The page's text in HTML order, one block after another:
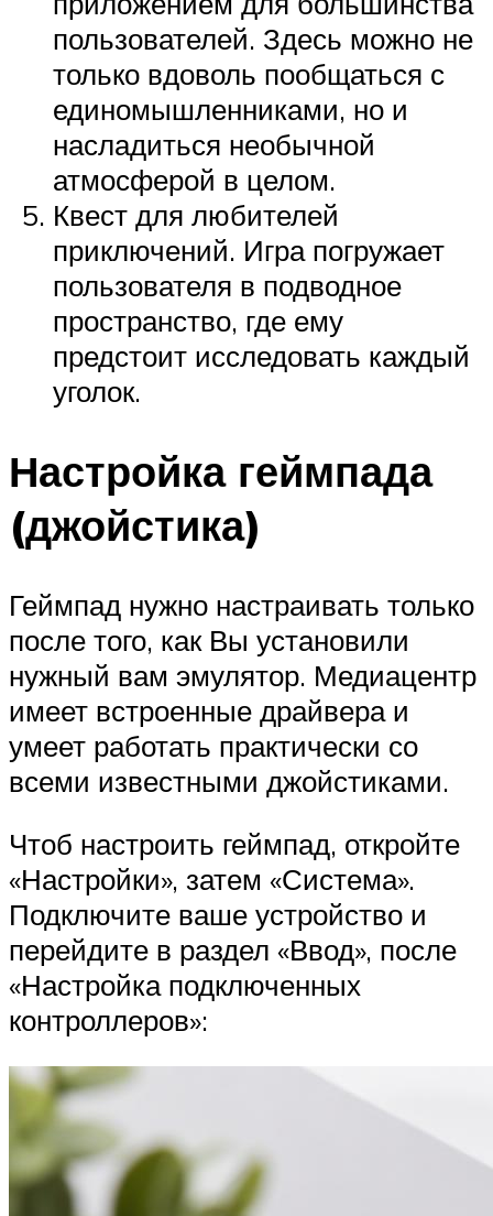
пользователей. Здесь можно не
только вдоволь пообщаться с
единомышленниками, но и
насладиться необычной
атмосферой в целом.
Квест для любителей
приключений. Игра погружает
пользователя в подводное
пространство, где ему
предстоит исследовать каждый
уголок.
Настройка геймпада
(джойстика)
Геймпад нужно настраивать только
после того, как Вы установили
нужный вам эмулятор. Медиацентр
имеет встроенные драйвера и
умеет работать практически со
всеми известными джойстиками.
Чтоб настроить геймпад, откройте
«Настройки», затем «Система».
Подключите ваше устройство и
перейдите в раздел «Ввод», после
«Настройка подключенных
контроллеров»: